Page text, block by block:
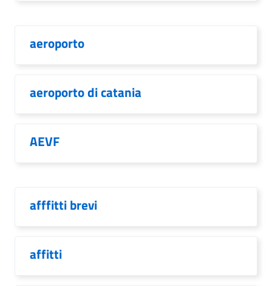
aeroporto
aeroporto di catania
AEVF
afffitti brevi
affitti